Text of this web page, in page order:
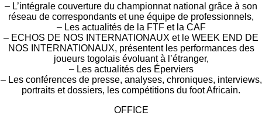
– L’intégrale couverture du championnat national grâce à son
réseau de correspondants et une équipe de professionnels,
– Les actualités de la FTF et la CAF
– ECHOS DE NOS INTERNATIONAUX et le WEEK END DE
NOS INTERNATIONAUX, présentent les performances des
joueurs togolais évoluant à l’étranger,
– Les actualités des Éperviers
– Les conférences de presse, analyses, chroniques, interviews,
portraits et dossiers, les compétitions du foot Africain.
OFFICE